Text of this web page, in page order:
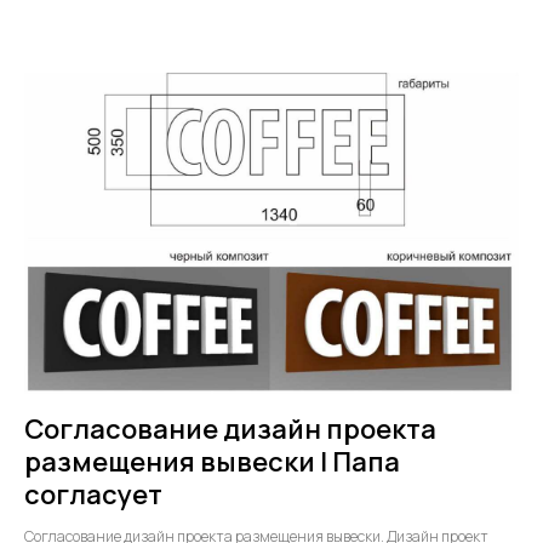
Согласование дизайн проекта
размещения вывески | Папа
согласует
Согласование дизайн проекта размещения вывески. Дизайн проект
И все это -правда
Нас хвалят и передают контакты друзьям